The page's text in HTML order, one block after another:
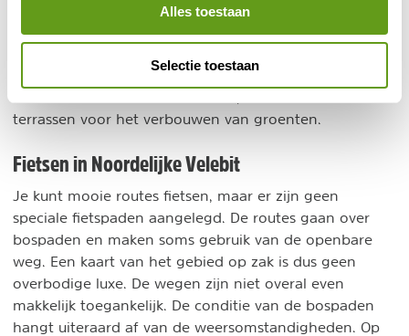
Alles toestaan
Selectie toestaan
overeenkomsten die werd gesloten tussen de
gemeenschappen om elkaar toegang te geven tot o.a.
in het park zijn stille getuigen van bewoners door de
terrassen voor het verbouwen van groenten.
Fietsen in Noordelijke Velebit
Je kunt mooie routes fietsen, maar er zijn geen
speciale fietspaden aangelegd. De routes gaan over
bospaden en maken soms gebruik van de openbare
weg. Een kaart van het gebied op zak is dus geen
overbodige luxe. De wegen zijn niet overal even
makkelijk toegankelijk. De conditie van de bospaden
hangt uiteraard af van de weersomstandigheden. Op